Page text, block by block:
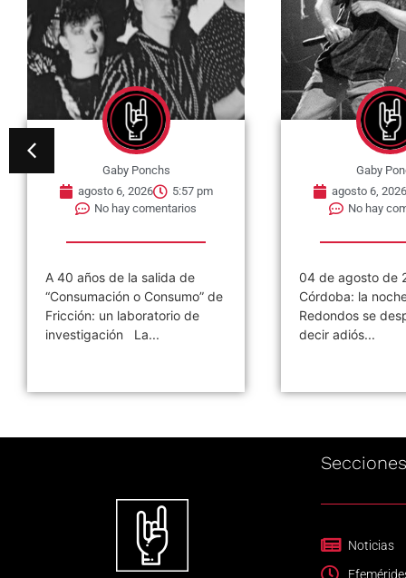
Gaby Ponchs
agosto 6, 2026
5:57 pm
No hay comentarios
A 40 años de la salida de
“Consumación o Consumo” de
Fricción: un laboratorio de
investigación La...
Gaby
agosto 6, 2026
No hay
04 de agosto de
Córdoba: la
Redondos se
decir adiós...
Secciones
Noticias